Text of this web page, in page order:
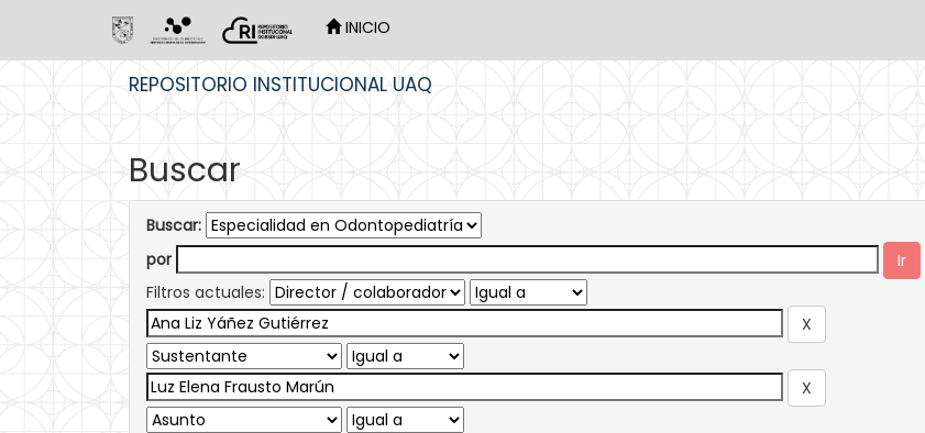
INICIO
REPOSITORIO INSTITUCIONAL UAQ
Buscar
Buscar:
por
Filtros actuales: